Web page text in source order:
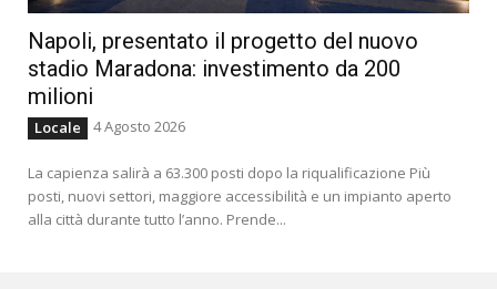
Napoli, presentato il progetto del nuovo
stadio Maradona: investimento da 200
milioni
Locale 4 Agosto 2026
La capienza salirà a 63.300 posti dopo la riqualificazione Più
posti, nuovi settori, maggiore accessibilità e un impianto aperto
alla città durante tutto l’anno. Prende...